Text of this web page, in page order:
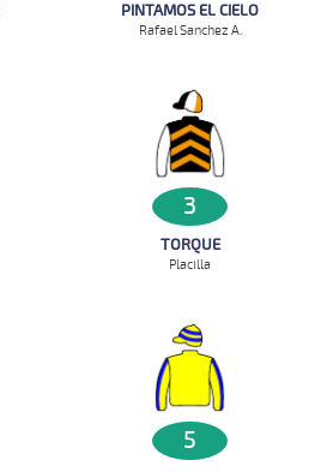
PINTAMOS EL CIELO
Rafael Sanchez A.
3
TORQUE
Placilla
5